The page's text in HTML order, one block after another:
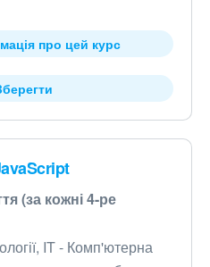
про цей курс
(за кожні 4-ре
IT - Комп'ютерна